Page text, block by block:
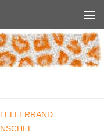
TELLERRAND